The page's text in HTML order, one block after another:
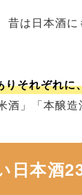
昔は日本酒
それぞれ
酒」「本醸
日本酒